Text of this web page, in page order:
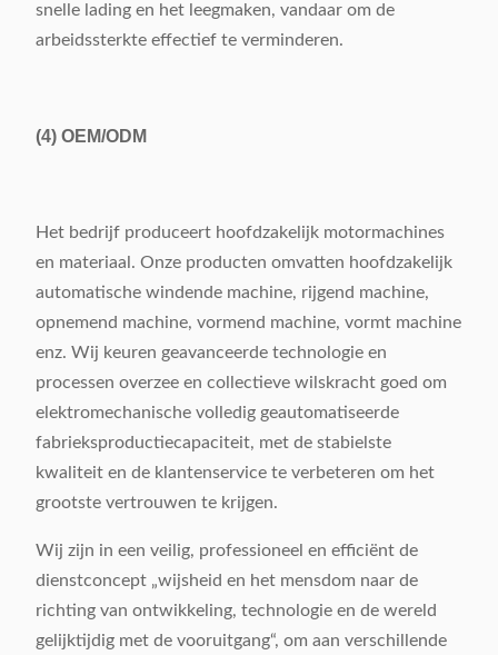
snelle lading en het leegmaken, vandaar om de
arbeidssterkte effectief te verminderen.
(4) OEM/ODM
Het bedrijf produceert hoofdzakelijk motormachines
en materiaal. Onze producten omvatten hoofdzakelijk
automatische windende machine, rijgend machine,
opnemend machine, vormend machine, vormt machine
enz. Wij keuren geavanceerde technologie en
processen overzee en collectieve wilskracht goed om
elektromechanische volledig geautomatiseerde
fabrieksproductiecapaciteit, met de stabielste
kwaliteit en de klantenservice te verbeteren om het
grootste vertrouwen te krijgen.
Wij zijn in een veilig, professioneel en efficiënt de
dienstconcept „wijsheid en het mensdom naar de
richting van ontwikkeling, technologie en de wereld
gelijktijdig met de vooruitgang“, om aan verschillende